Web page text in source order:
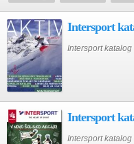
Intersport
Intersport
Intersport
Intersport